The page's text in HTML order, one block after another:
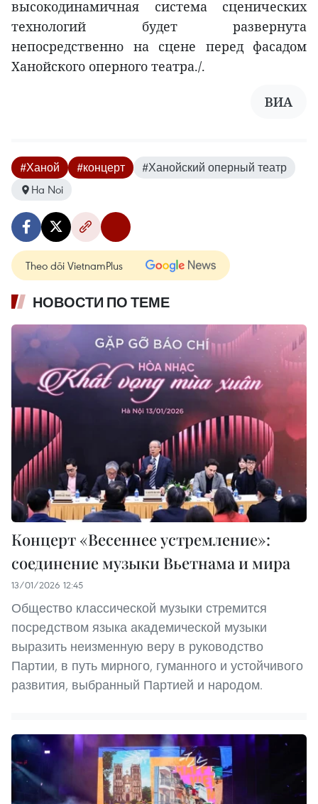
высокодинамичная система сценических
технологий будет развернута
непосредственно на сцене перед фасадом
Ханойского оперного театра./.
ВИA
#Ханой #концерт
#Ханойский оперный театр
Ha Noi
Theo dõi VietnamPlus
НОВОСТИ ПО ТЕМЕ
Концерт «Весеннее устремление»:
соединение музыки Вьетнама и мира
13/01/2026 12:45
Общество классической музыки стремится
посредством языка академической музыки
выразить неизменную веру в руководство
Партии, в путь мирного, гуманного и устойчивого
развития, выбранный Партией и народом.